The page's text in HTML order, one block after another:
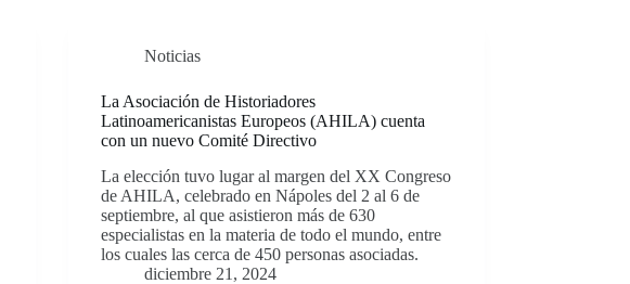
Noticias
La Asociación de Historiadores
Latinoamericanistas Europeos (AHILA) cuenta
con un nuevo Comité Directivo
La elección tuvo lugar al margen del XX Congreso
de AHILA, celebrado en Nápoles del 2 al 6 de
septiembre, al que asistieron más de 630
especialistas en la materia de todo el mundo, entre
los cuales las cerca de 450 personas asociadas.
diciembre 21, 2024